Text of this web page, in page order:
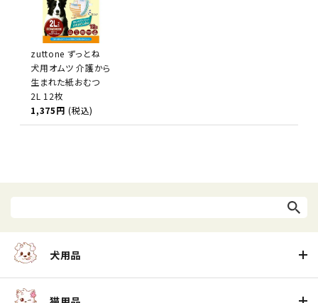
zuttone ずっとね
犬用オムツ 介護から
生まれた紙おむつ
2L 12枚
1,375円 (税込)
犬用品